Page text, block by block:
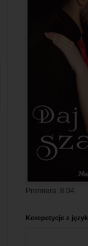
Premiera: 8.04
Korepetycje z